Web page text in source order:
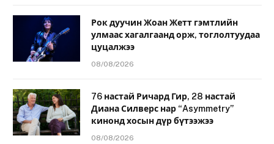
Рок дуучин Жоан Жетт гэмтлийн
улмаас хагалгаанд орж, тоглолтуудаа
цуцалжээ
08/08/2026
76 настай Ричард Гир, 28 настай
Диана Силверс нар “Asymmetry”
кинонд хосын дүр бүтээжээ
08/08/2026